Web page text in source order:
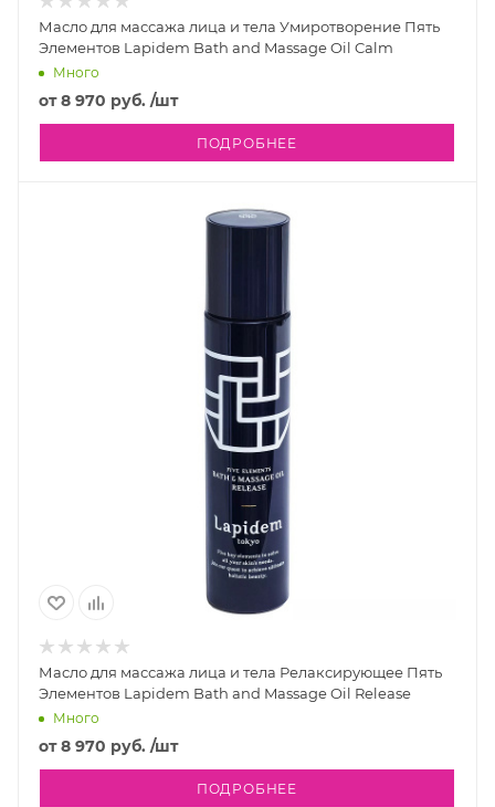
Масло для массажа лица и тела Умиротворение Пять
Элементов Lapidem Bath and Massage Oil Calm
Много
от8 970 руб. /шт
ПОДРОБНЕЕ
Масло для массажа лица и тела Релаксирующее Пять
Элементов Lapidem Bath and Massage Oil Release
Много
от8 970 руб. /шт
ПОДРОБНЕЕ